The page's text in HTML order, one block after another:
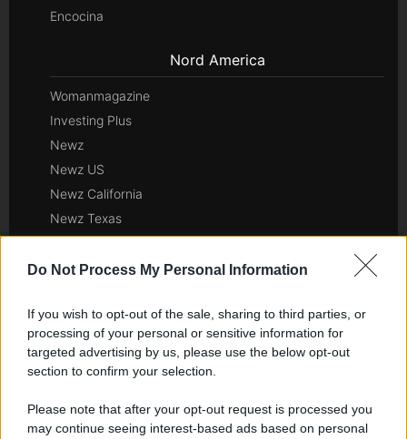
Do Not Process My Personal Information
If you wish to opt-out of the sale, sharing to third parties, or
processing of your personal or sensitive information for
targeted advertising by us, please use the below opt-out
section to confirm your selection.
Please note that after your opt-out request is processed you
may continue seeing interest-based ads based on personal
Encocina
Nord America
Womanmagazine
Investing Plus
Newz
Newz US
Newz California
Newz Texas
Newz New York
Newz Illinois
Newz Ohio
Gameland
Scoop Mag